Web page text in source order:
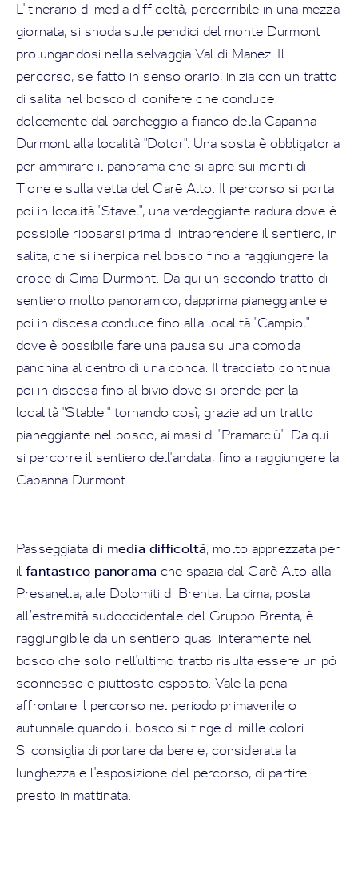
L'itinerario di media difficoltà, percorribile in una mezza
giornata, si snoda sulle pendici del monte Durmont
prolungandosi nella selvaggia Val di Manez. Il
percorso, se fatto in senso orario, inizia con un tratto
di salita nel bosco di conifere che conduce
dolcemente dal parcheggio a fianco della Capanna
Durmont alla località "Dotor". Una sosta è obbligatoria
per ammirare il panorama che si apre sui monti di
Tione e sulla vetta del Caré Alto. Il percorso si porta
poi in località "Stavel", una verdeggiante radura dove è
possibile riposarsi prima di intraprendere il sentiero, in
salita, che si inerpica nel bosco fino a raggiungere la
croce di Cima Durmont. Da qui un secondo tratto di
sentiero molto panoramico, dapprima pianeggiante e
poi in discesa conduce fino alla località "Campiol"
dove è possibile fare una pausa su una comoda
panchina al centro di una conca. Il tracciato continua
poi in discesa fino al bivio dove si prende per la
località "Stablei" tornando così, grazie ad un tratto
pianeggiante nel bosco, ai masi di "Pramarciù". Da qui
si percorre il sentiero dell'andata, fino a raggiungere la
Capanna Durmont.
Passeggiata di media difficoltà, molto apprezzata per
ilfantastico panorama che spazia dal Carè Alto alla
Presanella, alle Dolomiti di Brenta. La cima, posta
all’estremità sudoccidentale del Gruppo Brenta, è
raggiungibile da un sentiero quasi interamente nel
bosco che solo nell'ultimo tratto risulta essere un pò
sconnesso e piuttosto esposto. Vale la pena
affrontare il percorso nel periodo primaverile o
autunnale quando il bosco si tinge di mille colori.
Si consiglia di portare da bere e, considerata la
lunghezza e l'esposizione del percorso, di partire
presto in mattinata.